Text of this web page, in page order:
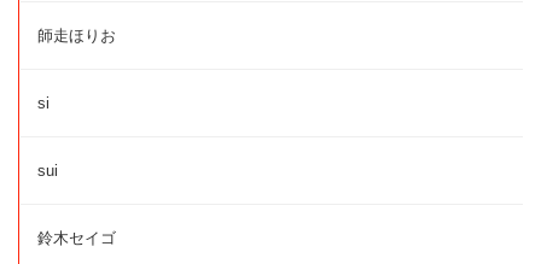
師走ほりお
si
sui
鈴木セイゴ